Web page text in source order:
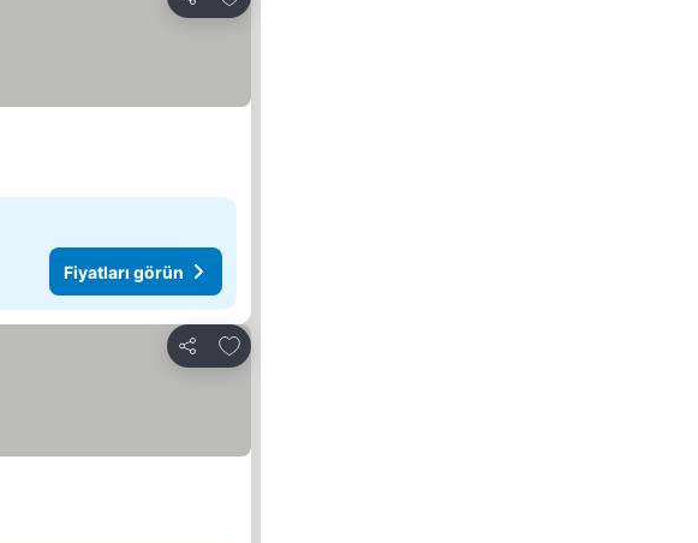
Paylaş
Fiyatları görün
Paylaş
Favorilerime ekle